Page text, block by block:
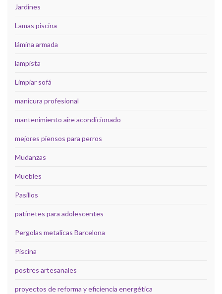
Jardines
Lamas piscina
lámina armada
lampista
Limpiar sofá
manicura profesional
mantenimiento aire acondicionado
mejores piensos para perros
Mudanzas
Muebles
Pasillos
patinetes para adolescentes
Pergolas metalicas Barcelona
Piscina
postres artesanales
proyectos de reforma y eficiencia energética